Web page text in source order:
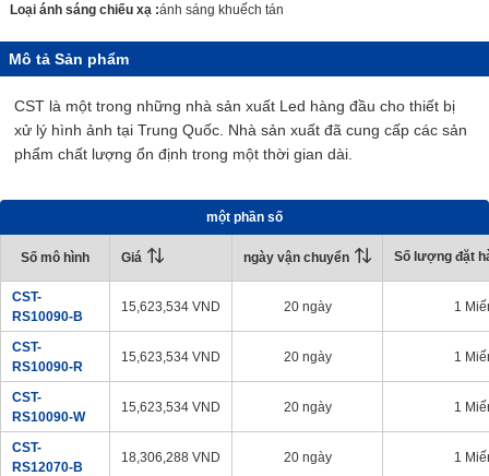
Loại ánh sáng chiếu xạ :ánh sáng khuếch tán
Mô tả Sản phẩm
CST là một trong những nhà sản xuất Led hàng đầu cho thiết bị
xử lý hình ảnh tại Trung Quốc. Nhà sản xuất đã cung cấp các sản
phẩm chất lượng ổn định trong một thời gian dài.
một phần số
Số mô hình Giá ngày vận chuyển Số lượng đặt
CST-
RS10090-B
15,623,534 VND 20 ngày 1
CST-
RS10090-R
15,623,534 VND 20 ngày 1
CST-
RS10090-W
15,623,534 VND 20 ngày 1
CST-
RS12070-B
18,306,288 VND 20 ngày 1